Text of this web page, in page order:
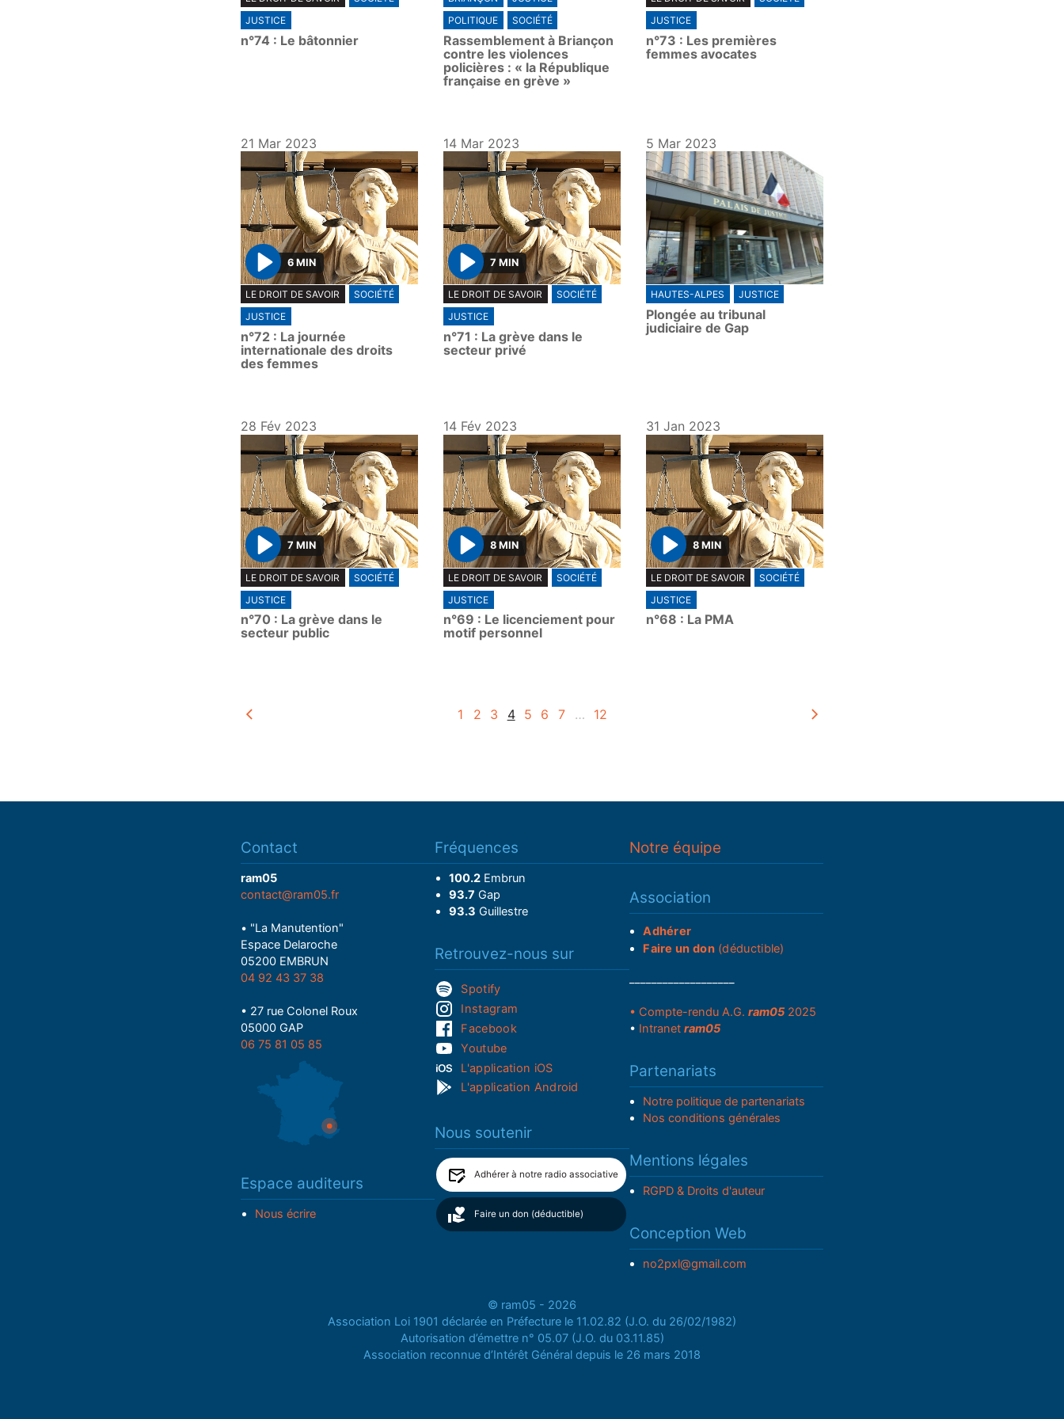
l
a
y
JUSTICE
n°74 : Le bâtonnier
POLITIQUE
SOCIÉTÉ
Rassemblement à Briançon
contre les violences
policières : « la République
française en grève »
l
a
y
JUSTICE
n°73 : Les premières
femmes avocates
21 Mar 2023
P
l
a
y
6 MIN
LE DROIT DE SAVOIR
SOCIÉTÉ
JUSTICE
n°72 : La journée
internationale des droits
des femmes
14 Mar 2023
P
l
a
y
7 MIN
LE DROIT DE SAVOIR
SOCIÉTÉ
JUSTICE
n°71 : La grève dans le
secteur privé
5 Mar 2023
HAUTES-ALPES JUSTICE
Plongée au tribunal
judiciaire de Gap
28 Fév 2023
P
l
a
y
7 MIN
LE DROIT DE SAVOIR
SOCIÉTÉ
JUSTICE
n°70 : La grève dans le
secteur public
14 Fév 2023
P
l
a
y
8 MIN
LE DROIT DE SAVOIR
SOCIÉTÉ
JUSTICE
n°69 : Le licenciement pour
motif personnel
31 Jan 2023
P
l
a
y
8 MIN
LE DROIT DE SAVOIR
SOCIÉTÉ
JUSTICE
n°68 : La PMA
1 2 3 4 5 6 7 … 12
Contact
ram05
contact@ram05.fr
• "La Manutention"
Espace Delaroche
05200 EMBRUN
04 92 43 37 38
• 27 rue Colonel Roux
05000 GAP
06 75 81 05 85
Espace auditeurs
Nous écrire
Fréquences
100.2Embrun
93.7 Gap
93.3 Guillestre
Retrouvez-nous sur
Spotify
Instagram
Facebook
Youtube
L'application iOS
L'application Android
Nous soutenir
Adhérer à notre radio associative
Faire un don (déductible)
Notre équipe
Association
Adhérer
Faire un don(déductible)
• Compte-rendu A.G. ram052025
• Intranet ram05
Partenariats
Notre politique de partenariats
Nos conditions générales
Mentions légales
RGPD & Droits d'auteur
Conception Web
no2pxl@gmail.com
© ram05 - 2026
Association Loi 1901 déclarée en Préfecture le 11.02.82 (J.O. du 26/02/1982)
Autorisation d’émettre n° 05.07 (J.O. du 03.11.85)
Association reconnue d’Intérêt Général depuis le 26 mars 2018